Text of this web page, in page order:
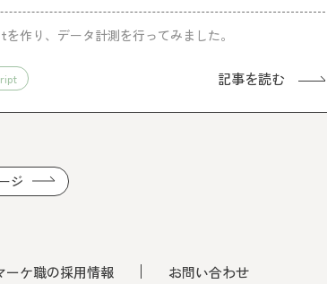
作り、データ計測を行ってみました。
記事を読む
ジ
ーケ職の採用情報 お問い合わせ